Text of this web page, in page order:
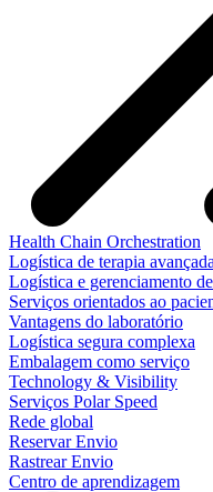
Health Chain Orchestration
Logística de terapia avançada
Logística e gerenciamento
Serviços orientados ao
Vantagens do laboratório
Logística segura complexa
Embalagem como serviço
Technology & Visibility
Serviços Polar Speed
Rede global
Reservar Envio
Rastrear Envio
Centro de aprendizagem